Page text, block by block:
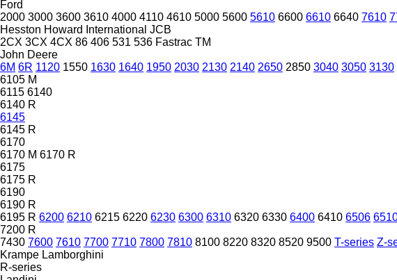
Ford
2000 3000 3600 3610 4000 4110 4610 5000 5600 5610 6600 6610 6640 7610
Hesston Howard International JCB
2CX 3CX 4CX 86 406 531 536 Fastrac TM
John Deere
6M 6R 1120 1550 1630 1640 1950 2030 2130 2140 2650 2850 3040 3050 3130
6105 M
6115 6140
6140 R
6145
6145 R
6170
6170 M 6170 R
6175
6175 R
6190
6190 R
6195 R 6200 6210 6215 6220 6230 6300 6310 6320 6330 6400 6410 6506
7200 R
7430 7600 7610 7700 7710 7800 7810 8100 8220 8320 8520 9500 T-series Z-
Krampe Lamborghini
R-series